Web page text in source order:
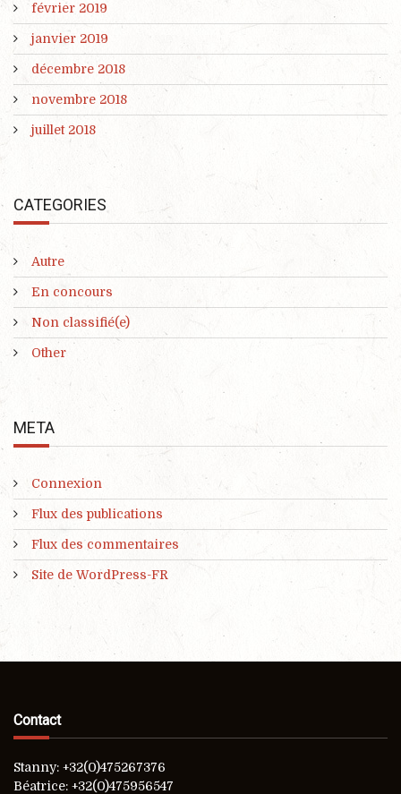
février 2019
janvier 2019
décembre 2018
novembre 2018
juillet 2018
CATEGORIES
Autre
En concours
Non classifié(e)
Other
META
Connexion
Flux des publications
Flux des commentaires
Site de WordPress-FR
Contact
Stanny: +32(0)475267376
Béatrice: +32(0)475956547